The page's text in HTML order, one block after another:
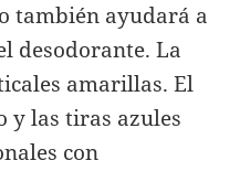
también ayudará a
desodorante. La
amarillas. El
y las tiras azules
con